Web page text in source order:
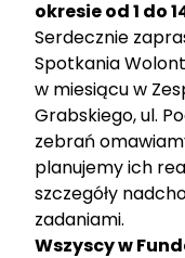
okresie od 1 do
Serdecznie
Spotkania
w miesiącu w
Grabskiego, ul.
zebrań
planujemy ich
szczegóły
zadaniami.
Wszyscy w